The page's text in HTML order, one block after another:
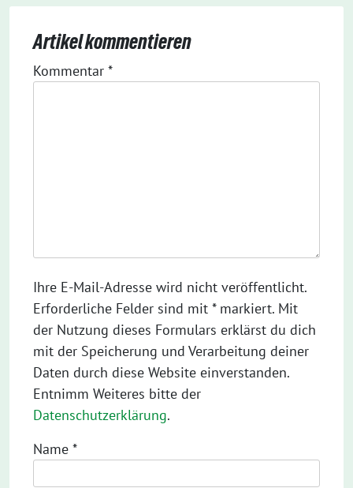
Artikel kommentieren
Kommentar *
Ihre E-Mail-Adresse wird nicht veröffentlicht.
Erforderliche Felder sind mit * markiert. Mit
der Nutzung dieses Formulars erklärst du dich
mit der Speicherung und Verarbeitung deiner
Daten durch diese Website einverstanden.
Entnimm Weiteres bitte der
Datenschutzerklärung.
Name *